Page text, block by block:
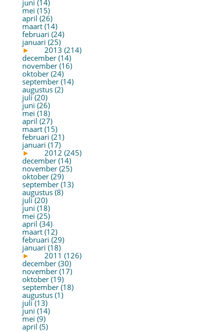
juni (14)
mei (15)
april (26)
maart (14)
februari (24)
januari (25)
►
2013 (214)
december (14)
november (16)
oktober (24)
september (14)
augustus (2)
juli (20)
juni (26)
mei (18)
april (27)
maart (15)
februari (21)
januari (17)
►
2012 (245)
december (14)
november (25)
oktober (29)
september (13)
augustus (8)
juli (20)
juni (18)
mei (25)
april (34)
maart (12)
februari (29)
januari (18)
►
2011 (126)
december (30)
november (17)
oktober (19)
september (18)
augustus (1)
juli (13)
juni (14)
mei (9)
april (5)